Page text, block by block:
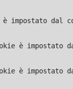
impostato dal
è impostato
è